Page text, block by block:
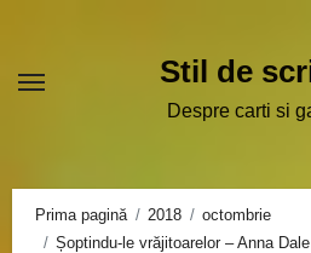
conținut
Stil de
Despre carti si
Prima pagină 2018
octombrie
Șoptindu-le vrăjitoarelor – Anna